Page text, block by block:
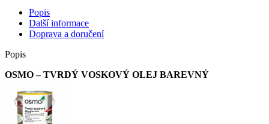
Popis
Další informace
Doprava a doručení
Popis
OSMO – TVRDÝ VOSKOVÝ OLEJ BAREVNÝ